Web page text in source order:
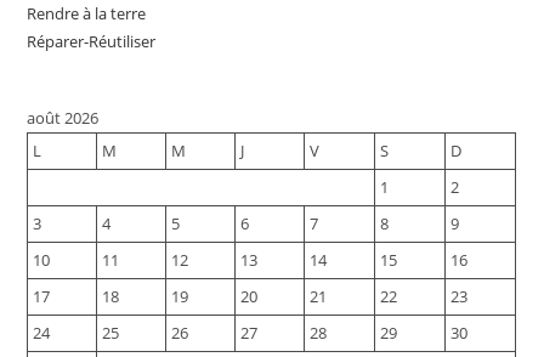
Rendre à la terre
Réparer-Réutiliser
août 2026
L
M M J V S
D
1
2
3
4 5 6 7 8
9
10
11 12 13 14 15
16
17
18 19 20 21 22
23
24
25 26 27 28 29
30